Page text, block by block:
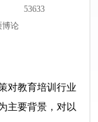
53633
博论
对教育培训行业
主要背景，对以